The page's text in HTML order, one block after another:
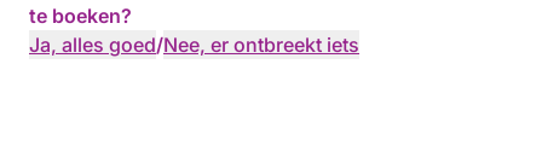
te boeken?
Ja, alles goed/Nee, er ontbreekt iets